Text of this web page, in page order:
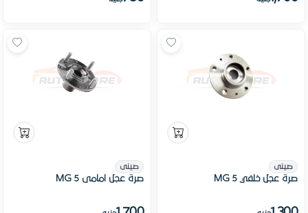
صينى
صرة عجل خلفي MG 5
صينى
صرة عجل امامى MG 5